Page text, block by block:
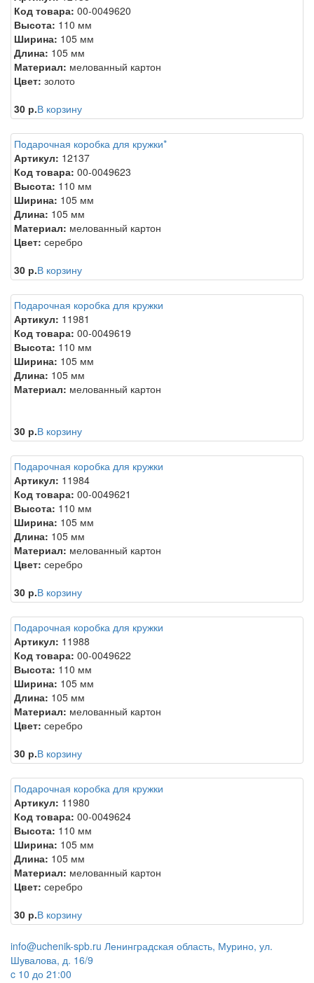
Код товара: 00-0049620
Высота: 110 мм
Ширина: 105 мм
Длина: 105 мм
Материал: мелованный картон
Цвет: золото
30 р.В корзину
Подарочная коробка для кружки*
Артикул: 12137
Код товара: 00-0049623
Высота: 110 мм
Ширина: 105 мм
Длина: 105 мм
Материал: мелованный картон
Цвет: серебро
30 р.В корзину
Подарочная коробка для кружки
Артикул: 11981
Код товара: 00-0049619
Высота: 110 мм
Ширина: 105 мм
Длина: 105 мм
Материал: мелованный картон
30 р.В корзину
Подарочная коробка для кружки
Артикул: 11984
Код товара: 00-0049621
Высота: 110 мм
Ширина: 105 мм
Длина: 105 мм
Материал: мелованный картон
Цвет: серебро
30 р.В корзину
Подарочная коробка для кружки
Артикул: 11988
Код товара: 00-0049622
Высота: 110 мм
Ширина: 105 мм
Длина: 105 мм
Материал: мелованный картон
Цвет: серебро
30 р.В корзину
Подарочная коробка для кружки
Артикул: 11980
Код товара: 00-0049624
Высота: 110 мм
Ширина: 105 мм
Длина: 105 мм
Материал: мелованный картон
Цвет: серебро
30 р.В корзину
info@uchenik-spb.ru Ленинградская область, Мурино, ул.
Шувалова, д. 16/9
c 10 до 21:00